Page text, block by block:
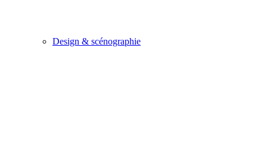
Design & scénographie